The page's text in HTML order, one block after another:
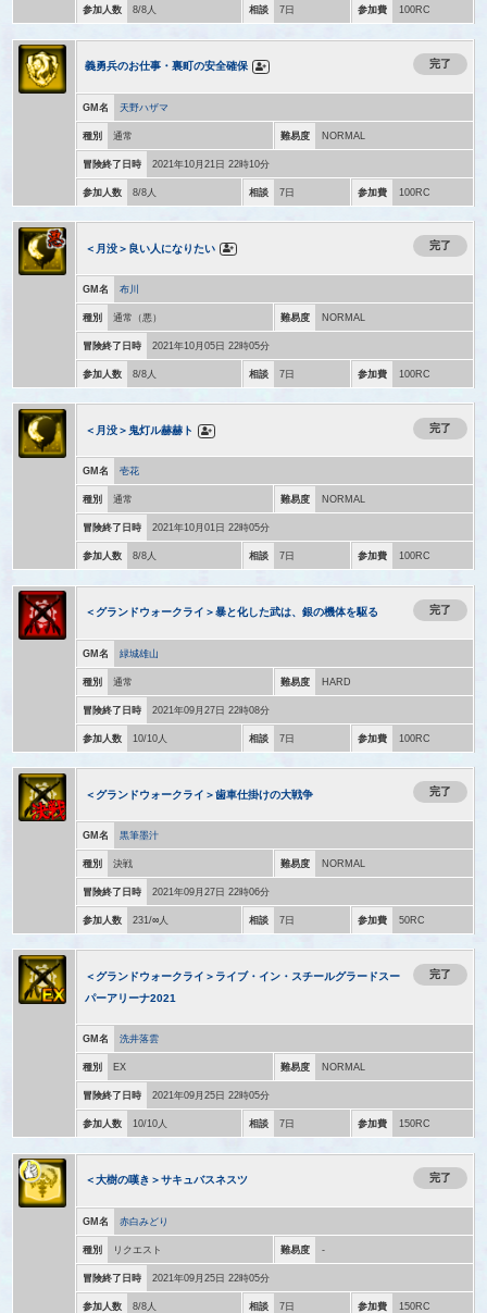
参加人数 8/8人 相談 7日 参加費 100RC
義勇兵のお仕事・裏町の安全確保 完了
GM名 天野ハザマ
種別 通常 難易度 NORMAL
冒険終了日時 2021年10月21日 22時10分
参加人数 8/8人 相談 7日 参加費 100RC
＜月没＞良い人になりたい 完了
GM名 布川
種別 通常（悪） 難易度 NORMAL
冒険終了日時 2021年10月05日 22時05分
参加人数 8/8人 相談 7日 参加費 100RC
＜月没＞鬼灯ル赫赫ト 完了
GM名 壱花
種別 通常 難易度 NORMAL
冒険終了日時 2021年10月01日 22時05分
参加人数 8/8人 相談 7日 参加費 100RC
＜グランドウォークライ＞暴と化した武は、銀の機体を駆る 完了
GM名 緑城雄山
種別 通常 難易度 HARD
冒険終了日時 2021年09月27日 22時08分
参加人数 10/10人 相談 7日 参加費 100RC
＜グランドウォークライ＞歯車仕掛けの大戦争 完了
GM名 黒筆墨汁
種別 決戦 難易度 NORMAL
冒険終了日時 2021年09月27日 22時06分
参加人数 231/∞人 相談 7日 参加費 50RC
＜グランドウォークライ＞ライブ・イン・スチールグラードスー
パーアリーナ2021
完了
GM名 洗井落雲
種別 EX 難易度 NORMAL
冒険終了日時 2021年09月25日 22時05分
参加人数 10/10人 相談 7日 参加費 150RC
＜大樹の嘆き＞サキュバスネスツ 完了
GM名 赤白みどり
種別 リクエスト 難易度 -
冒険終了日時 2021年09月25日 22時05分
参加人数 8/8人 相談 7日 参加費 150RC